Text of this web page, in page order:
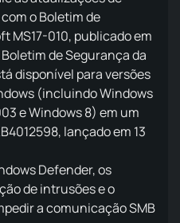
o Boletim de
MS17-010, publicado em
Boletim de Segurança da
disponível para versões
(incluindo Windows
e Windows 8) em um
lançado em 13
Defender, os
de intrusões e o
a comunicação SMB